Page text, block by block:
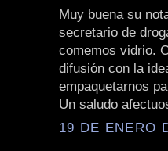
Muy buena su
secretario de
comemos vidrio.
difusión con la
empaquetarnos
Un saludo
19 DE ENERO